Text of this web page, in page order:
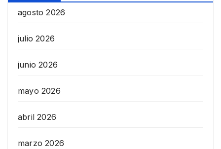
agosto 2026
julio 2026
junio 2026
mayo 2026
abril 2026
marzo 2026